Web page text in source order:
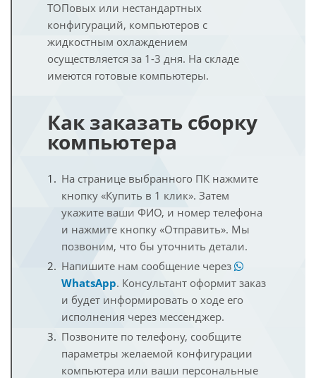
ТОПовых или нестандартных
конфигураций, компьютеров с
жидкостным охлаждением
осуществляется за 1-3 дня. На складе
имеются готовые компьютеры.
Как заказать сборку
компьютера
На странице выбранного ПК нажмите
кнопку «Купить в 1 клик». Затем
укажите ваши ФИО, и номер телефона
и нажмите кнопку «Отправить». Мы
позвоним, что бы уточнить детали.
Напишите нам сообщение через
WhatsApp. Консультант оформит заказ
и будет информировать о ходе его
исполнения через мессенджер.
Позвоните по телефону, сообщите
параметры желаемой конфигурации
компьютера или ваши персональные